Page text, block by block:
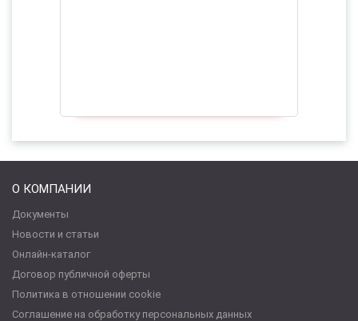
О КОМПАНИИ
Документы
Новости и статьи
Онлайн-каталог
Договор публичной оферты
Политика в отношении cookie
Соглашение на обработку персональных данных